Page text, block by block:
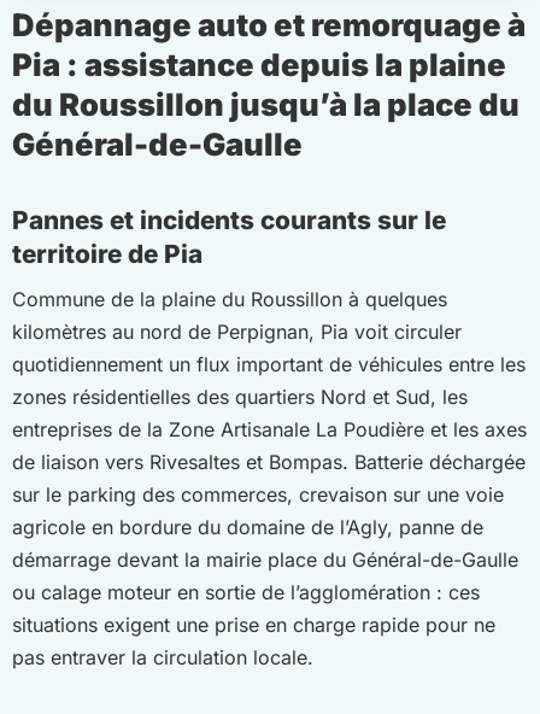
Dépannage auto et remorquage à
Pia : assistance depuis la plaine
du Roussillon jusqu’à la place du
Général-de-Gaulle
Pannes et incidents courants sur le
territoire de Pia
Commune de la plaine du Roussillon à quelques
kilomètres au nord de Perpignan, Pia voit circuler
quotidiennement un flux important de véhicules entre les
zones résidentielles des quartiers Nord et Sud, les
entreprises de la Zone Artisanale La Poudière et les axes
de liaison vers Rivesaltes et Bompas. Batterie déchargée
sur le parking des commerces, crevaison sur une voie
agricole en bordure du domaine de l’Agly, panne de
démarrage devant la mairie place du Général-de-Gaulle
ou calage moteur en sortie de l’agglomération : ces
situations exigent une prise en charge rapide pour ne
pas entraver la circulation locale.